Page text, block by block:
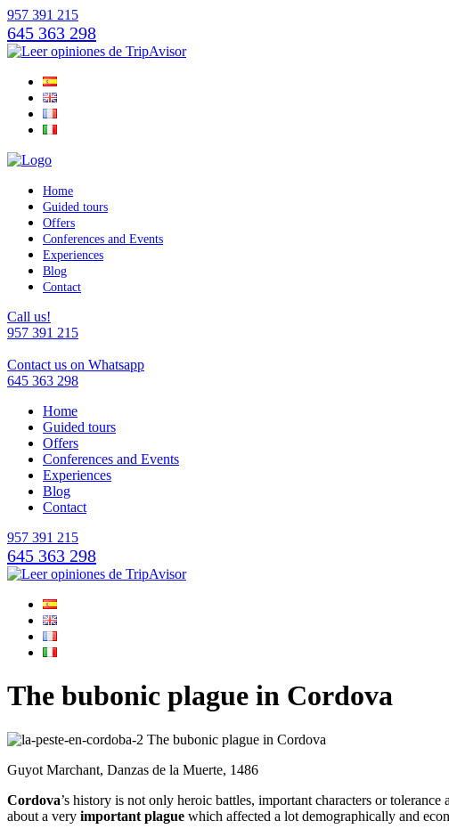
957 391 215
645 363 298
Home
Guided tours
Offers
Conferences and Events
Experiences
Blog
Contact
Call us!
957 391 215
Contact us on Whatsapp
645 363 298
Home
Guided tours
Offers
Conferences and Events
Experiences
Blog
Contact
957 391 215
645 363 298
The bubonic plague in Cordova
Guyot Marchant, Danzas de la Muerte, 1486
Cordova’s history is not only heroic battles, important characters or
about a very important plague which affected a lot demographically and